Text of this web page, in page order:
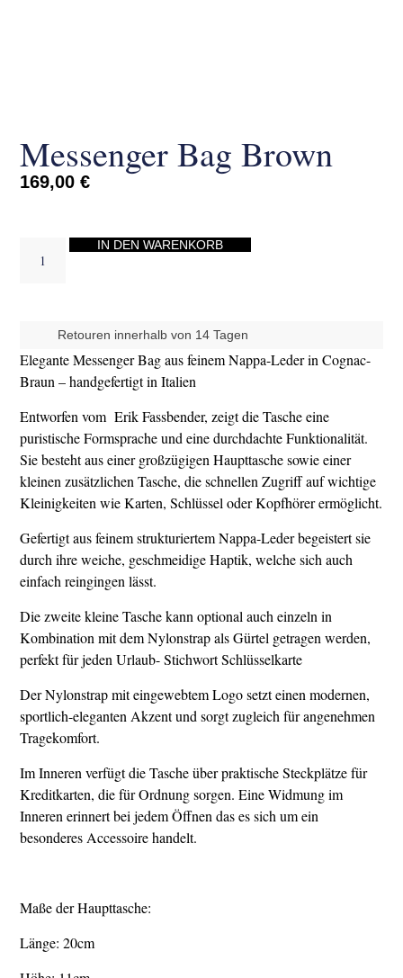
Messenger Bag Brown
169,00€
IN DEN WARENKORB
Retouren innerhalb von 14 Tagen
Elegante Messenger Bag aus feinem Nappa-Leder in Cognac-
Braun – handgefertigt in Italien
Entworfen vom Erik Fassbender, zeigt die Tasche eine
puristische Formsprache und eine durchdachte Funktionalität.
Sie besteht aus einer großzügigen Haupttasche sowie einer
kleinen zusätzlichen Tasche, die schnellen Zugriff auf wichtige
Kleinigkeiten wie Karten, Schlüssel oder Kopfhörer ermöglicht.
Gefertigt aus feinem strukturiertem Nappa-Leder begeistert sie
durch ihre weiche, geschmeidige Haptik, welche sich auch
einfach reingingen lässt.
Die zweite kleine Tasche kann optional auch einzeln in
Kombination mit dem Nylonstrap als Gürtel getragen werden,
perfekt für jeden Urlaub- Stichwort Schlüsselkarte
Der Nylonstrap mit eingewebtem Logo setzt einen modernen,
sportlich-eleganten Akzent und sorgt zugleich für angenehmen
Tragekomfort.
Im Inneren verfügt die Tasche über praktische Steckplätze für
Kreditkarten, die für Ordnung sorgen. Eine Widmung im
Inneren erinnert bei jedem Öffnen das es sich um ein
besonderes Accessoire handelt.
Maße der Haupttasche:
Länge: 20cm